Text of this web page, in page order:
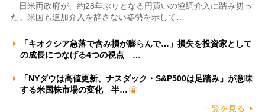
日米両政府が、約28年ぶりとなる円買いの協調介入に踏み切っ
た。米国も追加介入を辞さない姿勢を示して…
「キオクシア急落で含み損が膨らんで…」損失を投資家として
の成長につなげる4つの視点 …
「NYダウは高値更新、ナスダック・S&P500は足踏み」が意味
する米国株市場の変化 半…
一覧を見る